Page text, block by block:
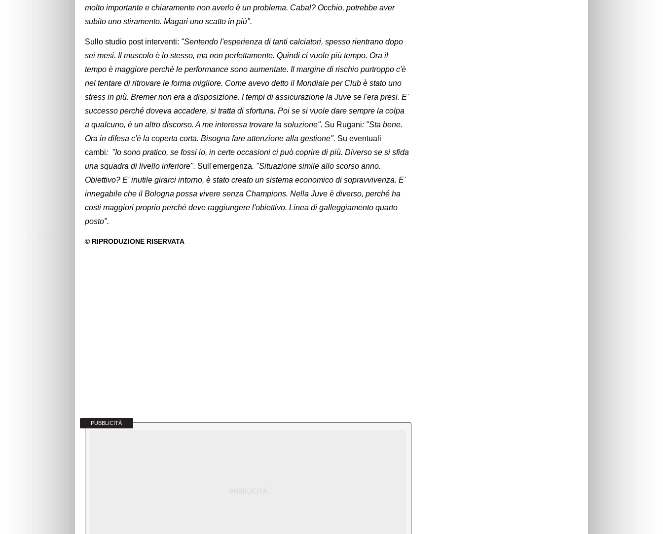
molto importante e chiaramente non averlo è un problema. Cabal? Occhio, potrebbe aver
subito uno stiramento. Magari uno scatto in più".
Sullo studio post interventi: "Sentendo l'esperienza di tanti calciatori, spesso rientrano dopo
sei mesi. Il muscolo è lo stesso, ma non perfettamente. Quindi ci vuole più tempo. Ora il
tempo è maggiore perché le performance sono aumentate. Il margine di rischio purtroppo c'è
nel tentare di ritrovare le forma migliore. Come avevo detto il Mondiale per Club è stato uno
stress in più. Bremer non era a disposizione. I tempi di assicurazione la Juve se l'era presi. E'
successo perché doveva accadere, si tratta di sfortuna. Poi se si vuole dare sempre la colpa
a qualcuno, è un altro discorso. A me interessa trovare la soluzione". Su Rugani: "Sta bene.
Ora in difesa c'è la coperta corta. Bisogna fare attenzione alla gestione". Su eventuali
cambi: "Io sono pratico, se fossi io, in certe occasioni ci può coprire di più. Diverso se si sfida
una squadra di livello inferiore". Sull'emergenza. "Situazione simile allo scorso anno.
Obiettivo? E' inutile girarci intorno, è stato creato un sistema economico di sopravvivenza. E'
innegabile che il Bologna possa vivere senza Champions. Nella Juve è diverso, perché ha
costi maggiori proprio perché deve raggiungere l'obiettivo. Linea di galleggiamento quarto
posto".
PUBBLICITÀ